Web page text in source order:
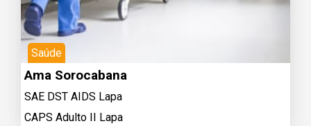
Saúde
Ama Sorocabana
SAE DST AIDS Lapa
CAPS Adulto II Lapa